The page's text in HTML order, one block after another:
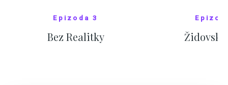
Epizoda 3
Bez Realitky